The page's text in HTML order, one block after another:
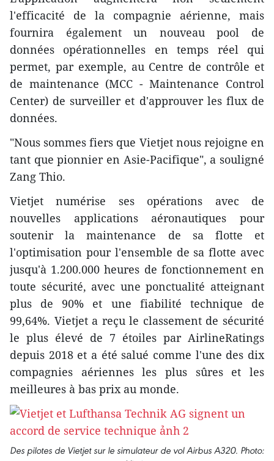
l'efficacité de la compagnie aérienne, mais
fournira également un nouveau pool de
données opérationnelles en temps réel qui
permet, par exemple, au Centre de contrôle et
de maintenance (MCC - Maintenance Control
Center) de surveiller et d'approuver les flux de
données.
"Nous sommes fiers que Vietjet nous rejoigne en
tant que pionnier en Asie-Pacifique", a souligné
Zang Thio.
Vietjet numérise ses opérations avec de
nouvelles applications aéronautiques pour
soutenir la maintenance de sa flotte et
l'optimisation pour l'ensemble de sa flotte avec
jusqu'à 1.200.000 heures de fonctionnement en
toute sécurité, avec une ponctualité atteignant
plus de 90% et une fiabilité technique de
99,64%. Vietjet a reçu le classement de sécurité
le plus élevé de 7 étoiles par AirlineRatings
depuis 2018 et a été salué comme l'une des dix
compagnies aériennes les plus sûres et les
meilleures à bas prix au monde.
Des pilotes de Vietjet sur le simulateur de vol Airbus A320. Photo: